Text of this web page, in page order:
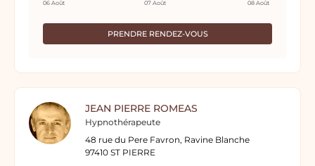
PRENDRE RENDEZ-VOUS
06 Août 07 Août 08 Août
JEAN PIERRE ROMEAS
Hypnothérapeute
48 rue du Pere Favron, Ravine Blanche
97410 ST PIERRE